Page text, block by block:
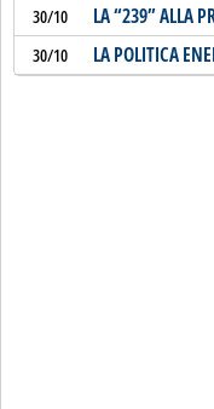
30/10 LA “239” ALLA
30/10 LA POLITICA